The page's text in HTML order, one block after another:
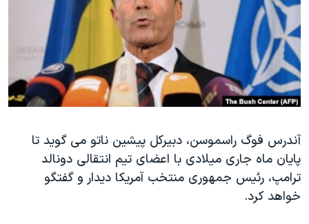
فرهنگ و زندگی
حقوق شهروندی
اقتصادی
علم و فناوری
گالری عکس
آرشیو پخش زنده
مستندها
انتخابات ریاست جمهوری آمریکا ۲۰۲۴
حمله جمهوری اسلامی به اسرائیل
رمز مهسا
اعتراضات زن، زندگی، آزادی
مجموعه مستندهای دادخواهی
تریبونال مردمی آبان ۹۸
دنبال کنید
زبانهای مختلف
آندرس فوگ راسموسن، دبیرکل پیشین ناتو می گوید تا
پایان ماه جاری میلادی با اعضای تیم انتقالی دونالد
ترامپ، رئیس جمهوری منتخب آمریکا دیدار و گفتگو
خواهد کرد.